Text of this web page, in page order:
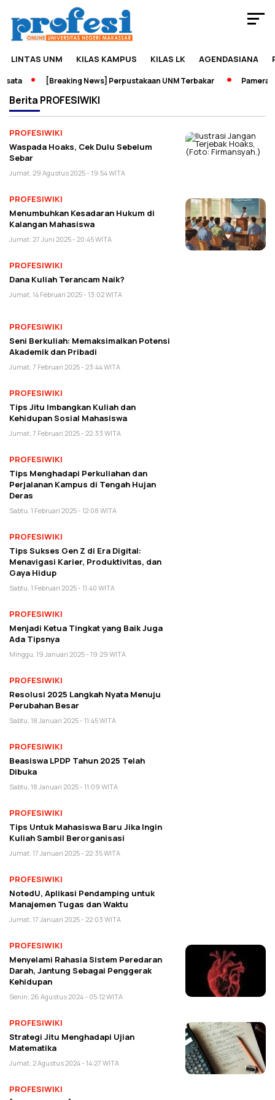
LINTAS UNM KILAS KAMPUS KILAS LK AGENDASIANA
[Breaking News] Perpustakaan UNM Terbakar Pameran
Berita PROFESIWIKI
PROFESIWIKI
Waspada Hoaks, Cek Dulu Sebelum
Sebar
Jumat, 29 Agustus 2025 - 19:54 WITA
PROFESIWIKI
Menumbuhkan Kesadaran Hukum di
Kalangan Mahasiswa
Jumat, 27 Juni 2025 - 20:45 WITA
PROFESIWIKI
Dana Kuliah Terancam Naik?
Jumat, 14 Februari 2025 - 13:02 WITA
PROFESIWIKI
Seni Berkuliah: Memaksimalkan Potensi
Akademik dan Pribadi
Jumat, 7 Februari 2025 - 23:44 WITA
PROFESIWIKI
Tips Jitu Imbangkan Kuliah dan
Kehidupan Sosial Mahasiswa
Jumat, 7 Februari 2025 - 22:33 WITA
PROFESIWIKI
Tips Menghadapi Perkuliahan dan
Perjalanan Kampus di Tengah Hujan
Deras
Sabtu, 1 Februari 2025 - 12:08 WITA
PROFESIWIKI
Tips Sukses Gen Z di Era Digital:
Menavigasi Karier, Produktivitas, dan
Gaya Hidup
Sabtu, 1 Februari 2025 - 11:40 WITA
PROFESIWIKI
Menjadi Ketua Tingkat yang Baik Juga
Ada Tipsnya
Minggu, 19 Januari 2025 - 19:29 WITA
PROFESIWIKI
Resolusi 2025 Langkah Nyata Menuju
Perubahan Besar
Sabtu, 18 Januari 2025 - 11:45 WITA
PROFESIWIKI
Beasiswa LPDP Tahun 2025 Telah
Dibuka
Sabtu, 18 Januari 2025 - 11:09 WITA
PROFESIWIKI
Tips Untuk Mahasiswa Baru Jika Ingin
Kuliah Sambil Berorganisasi
Jumat, 17 Januari 2025 - 22:35 WITA
PROFESIWIKI
NotedU, Aplikasi Pendamping untuk
Manajemen Tugas dan Waktu
Jumat, 17 Januari 2025 - 22:03 WITA
PROFESIWIKI
Menyelami Rahasia Sistem Peredaran
Darah, Jantung Sebagai Penggerak
Kehidupan
Senin, 26 Agustus 2024 - 05:12 WITA
PROFESIWIKI
Strategi Jitu Menghadapi Ujian
Matematika
Jumat, 2 Agustus 2024 - 14:27 WITA
PROFESIWIKI